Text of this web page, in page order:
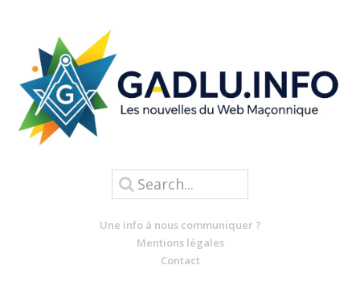
Une info à nous communiquer ?
Mentions légales
Contact